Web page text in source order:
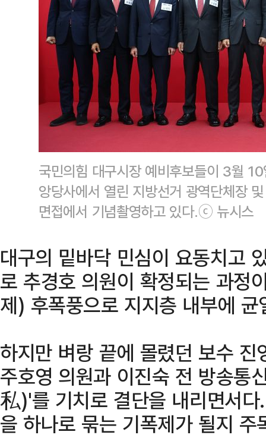
국민의힘 대구시장 예비후보들이 3월
앙당사에서 열린 지방선거 광역단체장
면접에서 기념촬영하고 있다.ⓒ 뉴시스
대구의 밑바닥 민심이 요동치고
로 추경호 의원이 확정되는 과정
제) 후폭풍으로 지지층 내부에 균
하지만 벼랑 끝에 몰렸던 보수
주호영 의원과 이진숙 전 방송
私)'를 기치로 결단을 내리면서
을 하나로 묶는 기폭제가 될지 주